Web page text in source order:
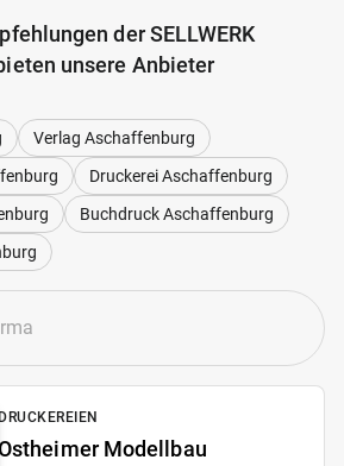
der SELLWERK
unsere Anbieter
Verlag Aschaffenburg
Druckerei Aschaffenburg
Buchdruck Aschaffenburg
DRUCKEREIEN
Modellbau